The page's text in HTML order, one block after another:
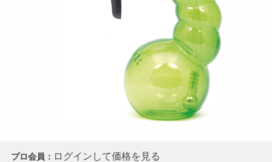
プロ会員： ログインして価格を見る